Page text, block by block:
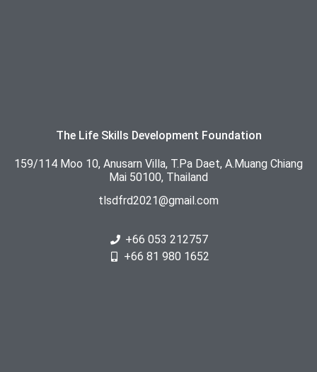
The Life Skills Development Foundation
159/114 Moo 10, Anusarn Villa, T.Pa Daet, A.Muang Chiang
Mai 50100, Thailand
tlsdfrd2021@gmail.com
+66 053 212757
+66 81 980 1652